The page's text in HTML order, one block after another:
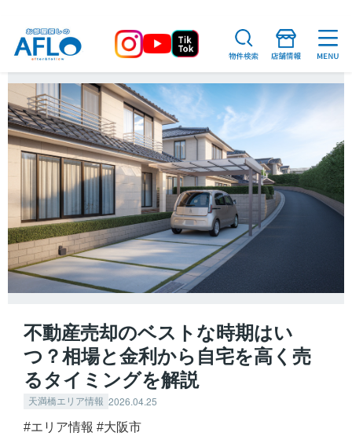
不動産売却のベストな時期はい
つ？相場と金利から自宅を高く売
るタイミングを解説
天満橋エリア情報 2026.04.25
#エリア情報 #大阪市